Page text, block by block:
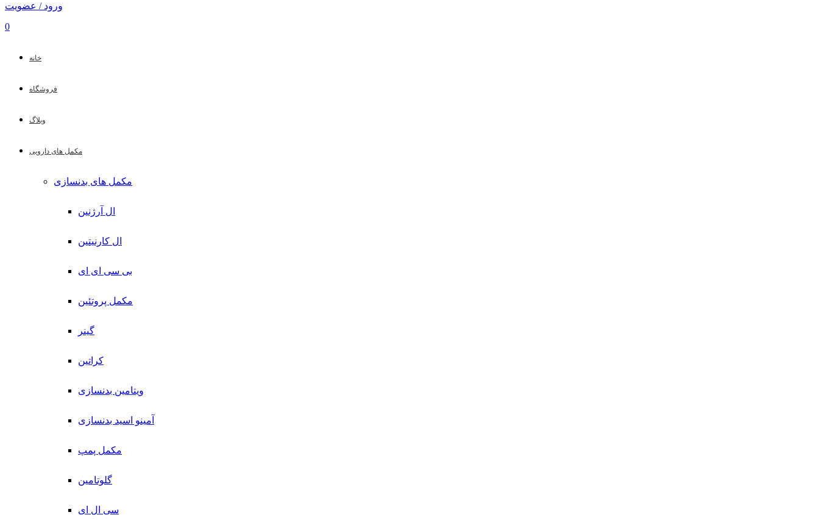
ورود / عضویت
0
خانه
فروشگاه
وبلاگ
مکمل های دارویی
مکمل های بدنسازی
ال آرژنین
ال کارنیتین
بی سی ای ای
مکمل پروتئین
گینر
کراتین
ویتامین بدنسازی
آمینو اسید بدنسازی
مکمل پمپ
گلوتامین
سی ال ای